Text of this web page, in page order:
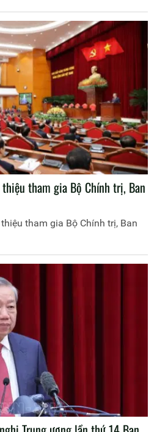
tham gia Bộ Chính trị, Ban
tham gia Bộ Chính trị, Ban